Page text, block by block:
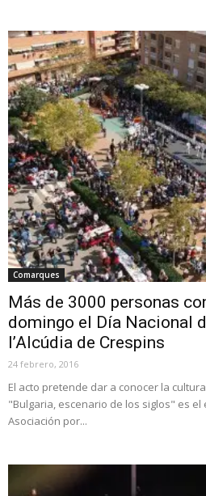
Comarques
Más de 3000 personas
domingo el Día Nacional
l’Alcúdia de Crespins
24 febrero, 2016
El acto pretende dar a conocer la
"Bulgaria, escenario de los siglos" es
Asociación por...